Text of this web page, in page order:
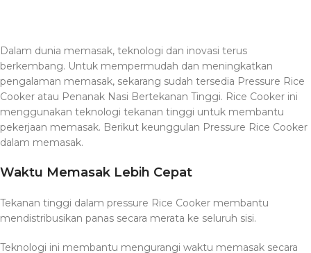
Dalam dunia memasak, teknologi dan inovasi terus
berkembang. Untuk mempermudah dan meningkatkan
pengalaman memasak, sekarang sudah tersedia Pressure Rice
Cooker atau Penanak Nasi Bertekanan Tinggi. Rice Cooker ini
menggunakan teknologi tekanan tinggi untuk membantu
pekerjaan memasak. Berikut keunggulan Pressure Rice Cooker
dalam memasak.
Waktu Memasak Lebih Cepat
Tekanan tinggi dalam pressure Rice Cooker membantu
mendistribusikan panas secara merata ke seluruh sisi.
Teknologi ini membantu mengurangi waktu memasak secara